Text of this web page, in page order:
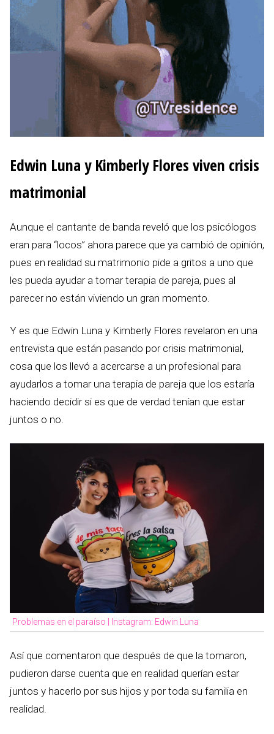
Edwin Luna y Kimberly Flores viven crisis
matrimonial
Aunque el cantante de banda reveló que los psicólogos
eran para “locos” ahora parece que ya cambió de opinión,
pues en realidad su matrimonio pide a gritos a uno que
les pueda ayudar a tomar terapia de pareja, pues al
parecer no están viviendo un gran momento.
Y es que Edwin Luna y Kimberly Flores revelaron en una
entrevista que están pasando por crisis matrimonial,
cosa que los llevó a acercarse a un profesional para
ayudarlos a tomar una terapia de pareja que los estaría
haciendo decidir si es que de verdad tenían que estar
juntos o no.
Problemas en el paraíso | Instagram: Edwin Luna
Así que comentaron que después de que la tomaron,
pudieron darse cuenta que en realidad querían estar
juntos y hacerlo por sus hijos y por toda su familia en
realidad.